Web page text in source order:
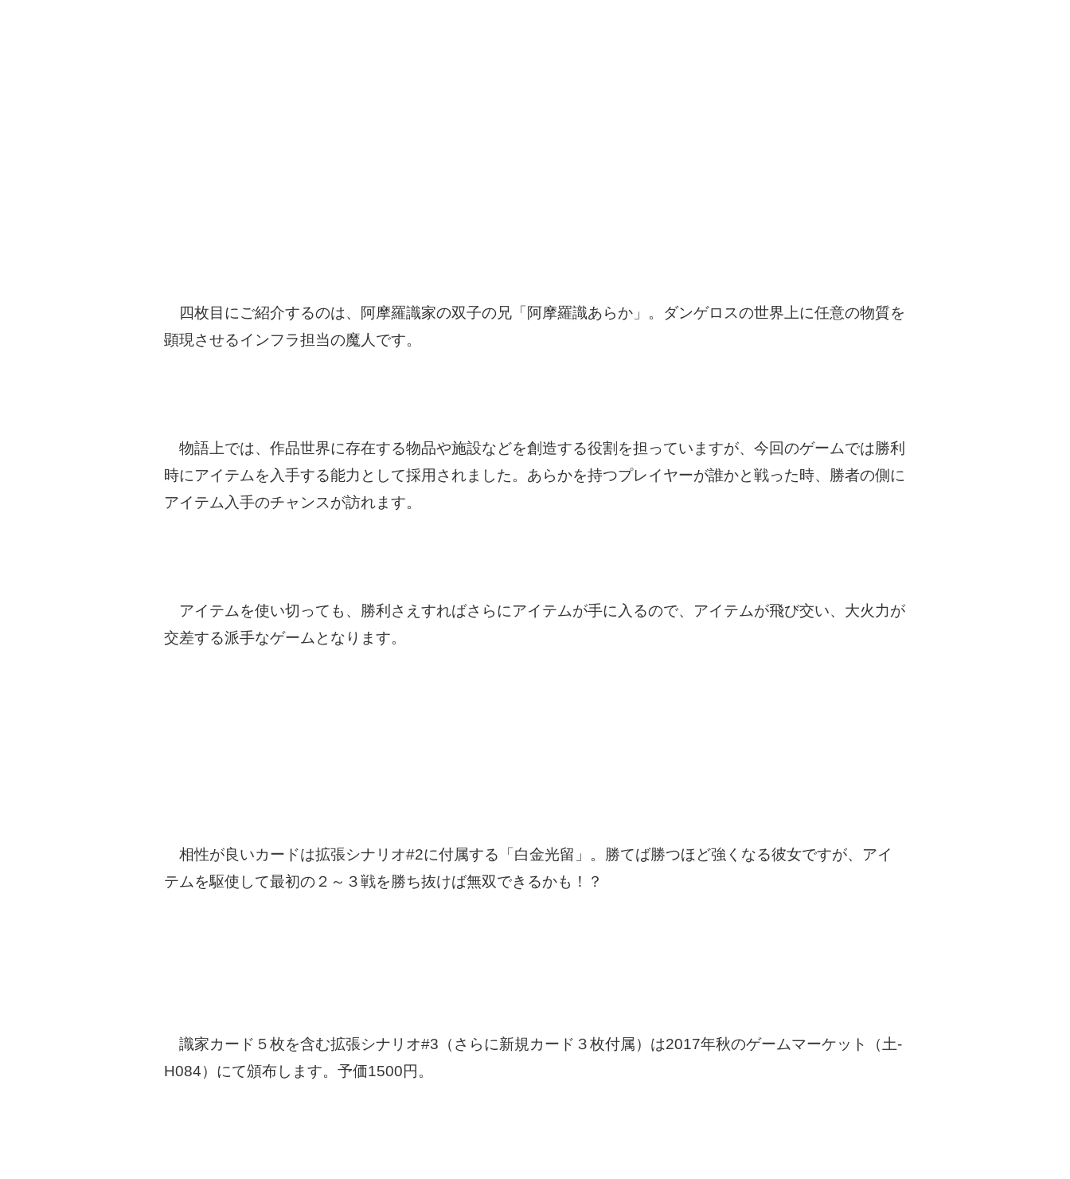
四枚目にご紹介するのは、阿摩羅識家の双子の兄「阿摩羅識あらか」。ダンゲロスの世界上に任意の物質を
顕現させるインフラ担当の魔人です。
物語上では、作品世界に存在する物品や施設などを創造する役割を担っていますが、今回のゲームでは勝利
時にアイテムを入手する能力として採用されました。あらかを持つプレイヤーが誰かと戦った時、勝者の側に
アイテム入手のチャンスが訪れます。
アイテムを使い切っても、勝利さえすればさらにアイテムが手に入るので、アイテムが飛び交い、大火力が
交差する派手なゲームとなります。
相性が良いカードは拡張シナリオ#2に付属する「白金光留」。勝てば勝つほど強くなる彼女ですが、アイ
テムを駆使して最初の２～３戦を勝ち抜けば無双できるかも！？
識家カード５枚を含む拡張シナリオ#3（さらに新規カード３枚付属）は2017年秋のゲームマーケット（土-
H084）にて頒布します。予価1500円。